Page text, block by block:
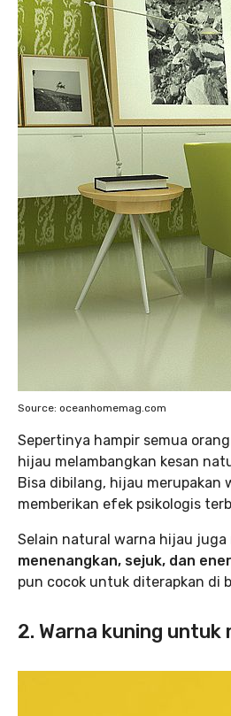
Source: oceanhomemag.com
Sepertinya hampir semua
hijau melambangkan kesan
Bisa dibilang, hijau merupakan
memberikan efek psikologis
Selain natural warna hijau juga
menenangkan, sejuk, dan
pun cocok untuk diterapkan di
2. Warna kuning untuk